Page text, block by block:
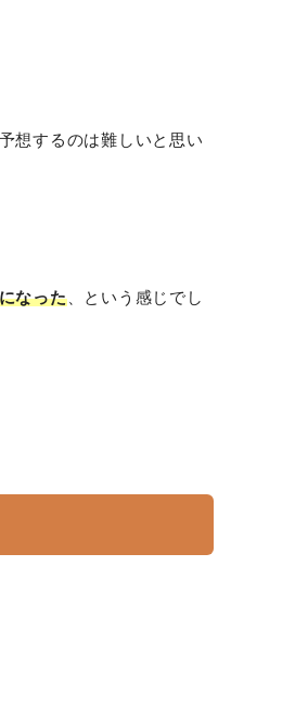
想するのは難しいと思い
なった、という感じでし